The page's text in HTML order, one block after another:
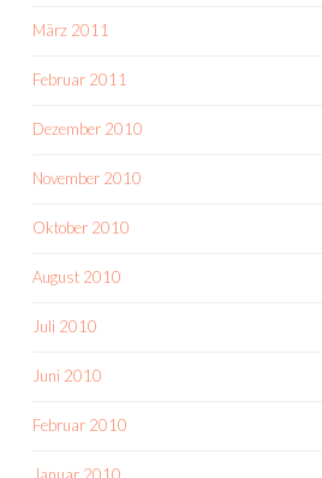
März 2011
Februar 2011
Dezember 2010
November 2010
Oktober 2010
August 2010
Juli 2010
Juni 2010
Februar 2010